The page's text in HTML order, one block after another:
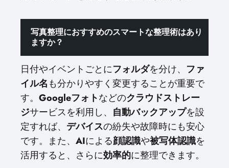
写真整理におすすめのスマートな整理術はあり
ますか？
日付やイベントごとにフォルダを分け、 ファ
イル名も分かりやすく変更することが重要で
す。 Googleフォトなどのクラウドストレー
ジサービスを利用し、 自動バックアップを設
定すれば、 デバイスの紛失や故障時にも安心
です。また、 AIによる顔認識や被写体認識を
活用すると、さらに効率的に整理できます。